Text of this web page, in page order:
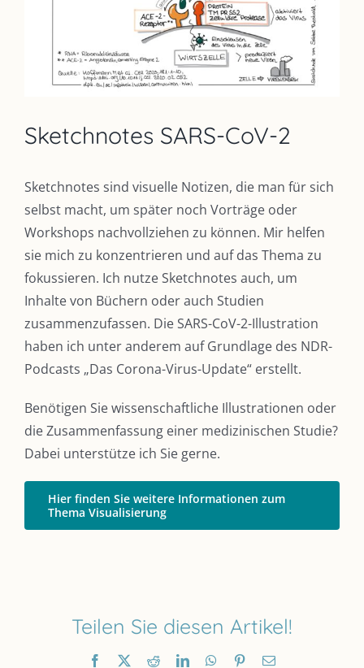
Sketchnotes SARS-CoV-2
Sketchnotes sind visuelle Notizen, die man für sich
selbst macht, um später noch Vorträge oder
Workshops nachvollziehen zu können. Mir helfen
sie mich zu konzentrieren und auf das Thema zu
fokussieren. Ich nutze Sketchnotes auch, um
Inhalte von Büchern oder auch Studien
zusammenzufassen. Die SARS-CoV-2-Illustration
haben ich unter anderem auf Grundlage des NDR-
Podcasts „Das Corona-Virus-Update“ erstellt.
Benötigen Sie wissenschaftliche Illustrationen oder
die Zusammenfassung einer medizinischen Studie?
Dabei unterstütze ich Sie gerne.
Hier finden Sie weitere Informationen zum
Thema Visualisierung
Teilen Sie diesen Artikel!
Facebook RedditLinkedInWhatsApp
Pinterest
E-